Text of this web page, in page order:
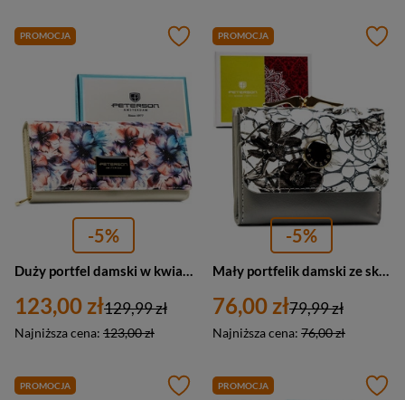
PROMOCJA
-5%
123,00 zł
Najniższa cena: 123,00 zł
129,99 zł
PROMOCJA
-5%
76,00 zł
Najniższa cena: 76,00 zł
79,99 zł
PROMOCJA PROMOCJA